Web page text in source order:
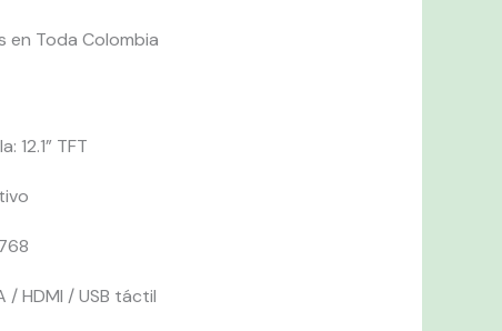
en Toda Colombia
12.1” TFT
/ HDMI / USB táctil